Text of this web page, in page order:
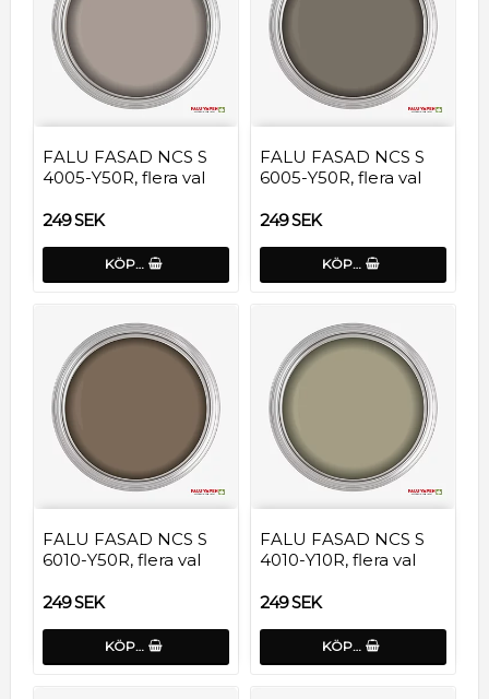
FALU FASAD NCS S
4005-Y50R, flera val
249 SEK
KÖP…
FALU FASAD NCS S
6005-Y50R, flera val
249 SEK
KÖP…
FALU FASAD NCS S
6010-Y50R, flera val
249 SEK
KÖP…
FALU FASAD NCS S
4010-Y10R, flera val
249 SEK
KÖP…